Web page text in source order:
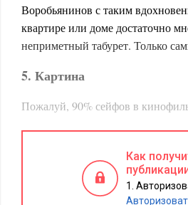
Воробьянинов с таким
квартире или доме достаточно
неприметный табурет. Только
5. Картина
Пожалуй, 90% сейфов в
Этот способ оправдан только в
Как